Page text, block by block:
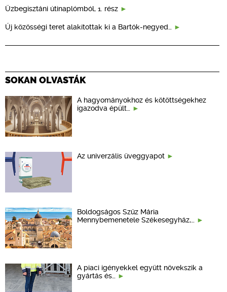
Üzbegisztáni útinaplómból, 1. rész
Új közösségi teret alakítottak ki a Bartók-negyed…
SOKAN OLVASTÁK
A hagyományokhoz és kötöttségekhez
igazodva épült…
Az univerzális üveggyapot
Boldogságos Szűz Mária
Mennybemenetele Székesegyház,…
A piaci igényekkel együtt növekszik a
gyártás és…